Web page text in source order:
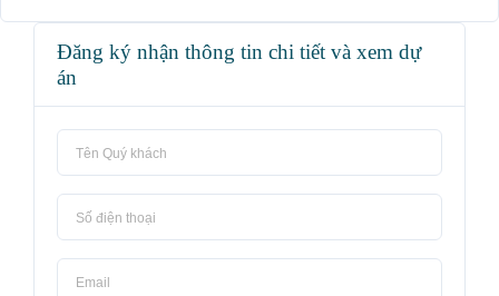
Đăng ký nhận thông tin chi tiết và xem dự
án